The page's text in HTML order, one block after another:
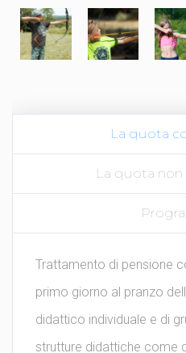
La quota
La quota
Trattamento di pensione
primo giorno al pranzo
didattico individuale e di
strutture didattiche come